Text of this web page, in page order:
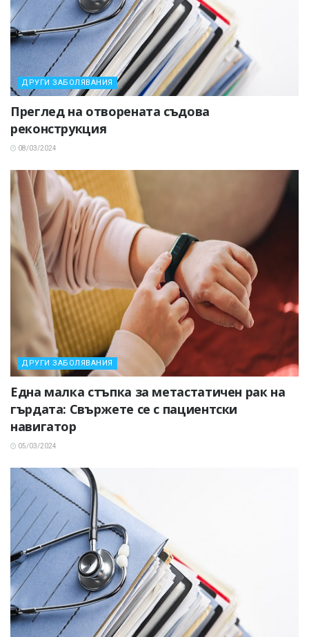
ДРУГИ ЗАБОЛЯВАНИЯ
Преглед на отворената съдова
реконструкция
08/03/2024
ДРУГИ ЗАБОЛЯВАНИЯ
Една малка стъпка за метастатичен рак на
гърдата: Свържете се с пациентски
навигатор
05/03/2024